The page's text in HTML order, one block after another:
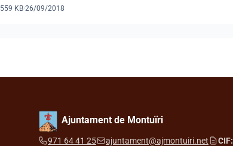
559 KB·26/09/2018
Ajuntament de Montuïri
971 64 41 25 ajuntament@ajmontuiri.net CIF: